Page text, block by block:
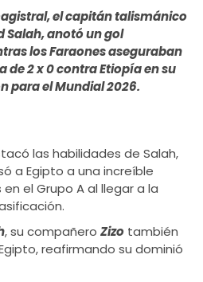
el capitán talismánico
Salah, anotó un gol
los Faraones aseguraban
2 x 0 contra Etiopía en su
para el Mundial 2026.
las habilidades de Salah,
a Egipto a una increíble
el Grupo A al llegar a la
, su compañeroZizo también
reafirmando su dominió